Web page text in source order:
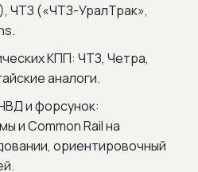
ЧТЗ («ЧТЗ-УралТрак»,
КПП: ЧТЗ, Четра,
аналоги.
и форсунок:
и Common Rail на
ориентировочный